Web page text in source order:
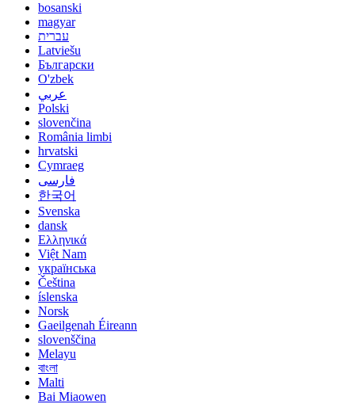
bosanski
magyar
עברית
Latviešu
Български
O'zbek
عربي
Polski
slovenčina
România limbi
hrvatski
Cymraeg
فارسی
한국어
Svenska
dansk
Ελληνικά
Việt Nam
українська
Čeština
íslenska
Norsk
Gaeilgenah Éireann
slovenščina
Melayu
বাংলা
Malti
Bai Miaowen